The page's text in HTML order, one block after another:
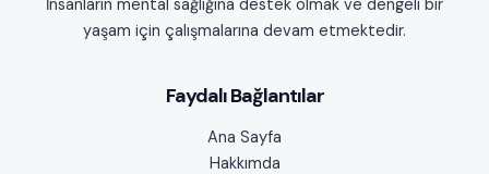
İnsanların mental sağlığına destek olmak ve dengeli bir
yaşam için çalışmalarına devam etmektedir.
Faydalı Bağlantılar
Ana Sayfa
Hakkımda